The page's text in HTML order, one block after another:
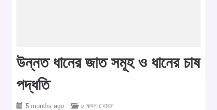
উন্নত ধানের জাত সমূহ ও ধানের চাষ
পদ্ধতি
5 months ago ○ ফসল চাষাবাদ